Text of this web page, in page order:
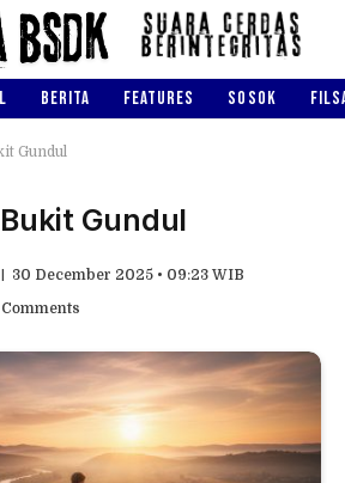
BERITA FEATURES SOSOK
Gundul
Gundul
30 December 2025 • 09:23 WIB
Comments